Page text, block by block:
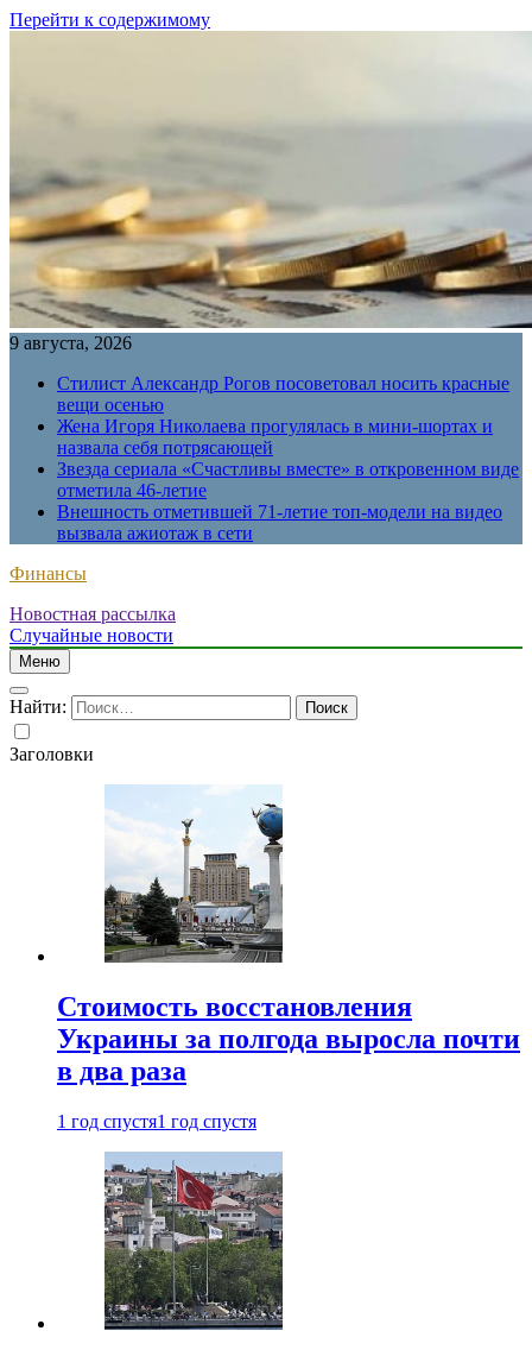
Перейти к содержимому
9 августа, 2026
Стилист Александр Рогов посоветовал носить красные
вещи осенью
Жена Игоря Николаева прогулялась в мини-шортах и
назвала себя потрясающей
Звезда сериала «Счастливы вместе» в откровенном виде
отметила 46-летие
Внешность отметившей 71-летие топ-модели на видео
вызвала ажиотаж в сети
Финансы
Новостная рассылка
Случайные новости
Меню
Найти:
Заголовки
Стоимость восстановления
Украины за полгода выросла почти
в два раза
1 год спустя1 год спустя